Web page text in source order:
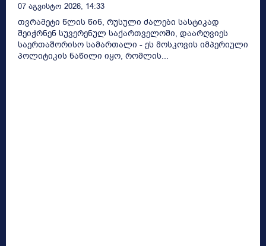
07 Აგვისტო 2026, 14:33
თვრამეტი წლის წინ, რუსული ძალები სასტიკად
შეიჭრნენ სუვერენულ საქართველოში, დაარღვიეს
საერთაშორისო სამართალი - ეს მოსკოვის იმპერიული
პოლიტიკის ნაწილი იყო, რომლის...